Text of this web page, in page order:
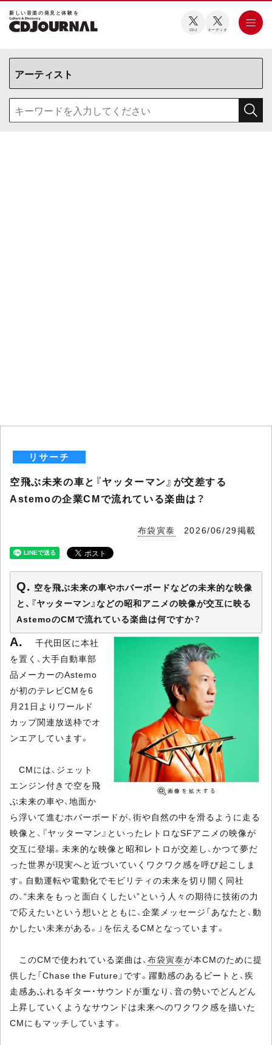
新しい⾳楽の発⾒と体験を
CDJ オーディオ
リサーチ
空飛ぶ未来の車と『ヤッターマン』が交差する
Astemoの企業CMで流れている楽曲は？
布袋寅泰 2026/06/29掲載
空を飛ぶ未来の車やホバーボードなどの未来的な映像
と、『ヤッターマン』などの昭和アニメの映像が交互に映る
AstemoのCMで流れている楽曲は何ですか？
千代田区に本社
を置く、大手自動車部
品メーカーのAstemo
が初のテレビCMを6
月21日よりワールド
カップ関連放送枠でオ
ンエアしています。
CMには、ジェット
エンジン付きで空を飛
ぶ未来の車や、地面か
ら浮いて進むホバーボードが、街や自然の中を滑るように走る
映像と、『ヤッターマン』といったレトロなSFアニメの映像が
交互に登場。未来的な映像と昭和レトロが交差し、かつて夢だ
った世界が現実へと近づいていくワクワク感を呼び起こしま
す。自動運転や電動化でモビリティの未来を切り開く同社
の、“未来をもっと面白くしたい”という人々の期待に技術の力
で応えたいという想いとともに、企業メッセージ「あなたと、動
かしたい未来がある。」を伝えるCMとなっています。
このCMで使われている楽曲は、布袋寅泰が本CMのために提
供した「Chase the Future」です。躍動感のあるビートと、疾
走感あふれるギター・サウンドが重なり、音の勢いでどんどん
上昇していくようなサウンドは未来へのワクワク感を描いた
CMにもマッチしています。